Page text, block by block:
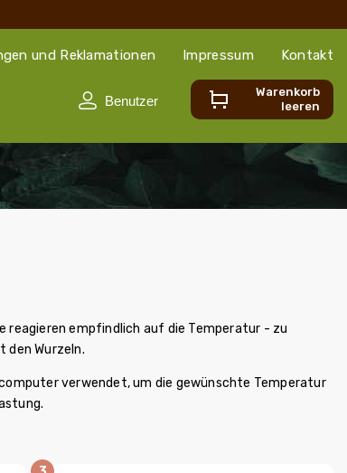
und Reklamationen Impressum Kontakt
Warenkorb
leeren
reagieren empfindlich auf die Temperatur - zu
den Wurzeln.
verwendet, um die gewünschte Temperatur